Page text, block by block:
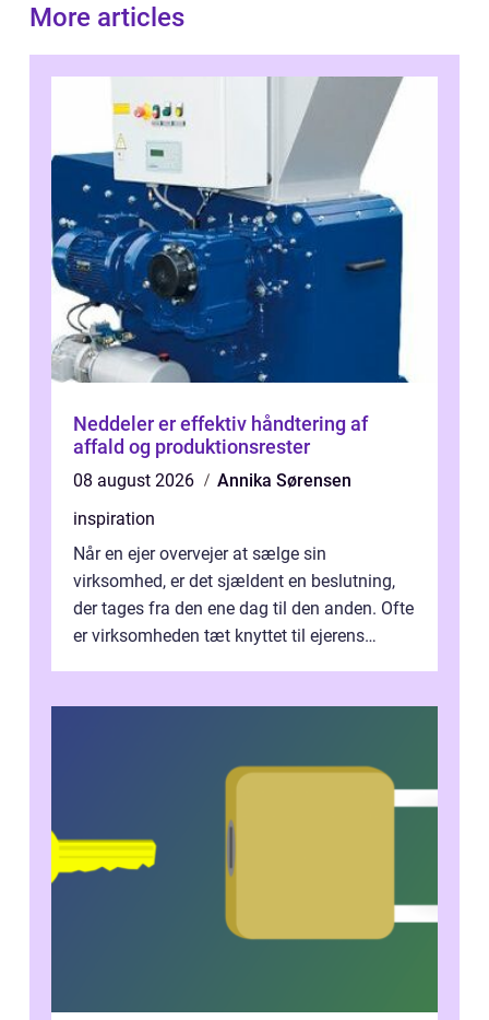
More articles
Neddeler er effektiv håndtering af
affald og produktionsrester
08 august 2026
Annika Sørensen
inspiration
Når en ejer overvejer at sælge sin
virksomhed, er det sjældent en beslutning,
der tages fra den ene dag til den anden. Ofte
er virksomheden tæt knyttet til ejerens